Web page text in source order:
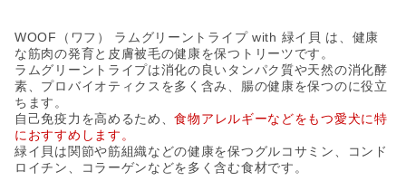
WOOF（ワフ） ラムグリーントライプ with 緑イ貝 は、健康
な筋肉の発育と皮膚被毛の健康を保つトリーツです。
ラムグリーントライプは消化の良いタンパク質や天然の消化酵
素、プロバイオティクスを多く含み、腸の健康を保つのに役立
ちます。
自己免疫力を高めるため、食物アレルギーなどをもつ愛犬に特
におすすめします。
緑イ貝は関節や筋組織などの健康を保つグルコサミン、コンド
ロイチン、コラーゲンなどを多く含む食材です。